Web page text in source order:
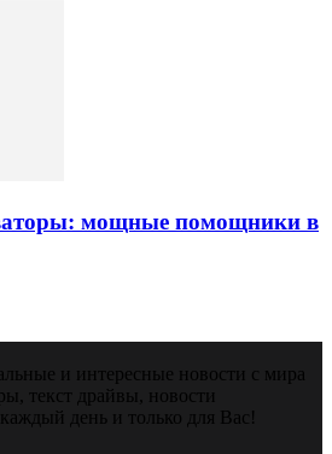
мощные помощники в
и интересные новости с мира
текст драйвы, новости
день и только для Вас!